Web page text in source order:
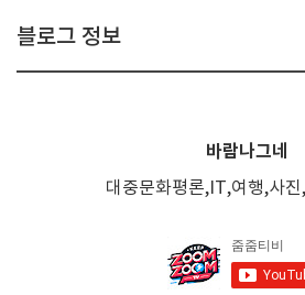
블로그 정보
바람나그네
대중문화평론,IT,여행,사진